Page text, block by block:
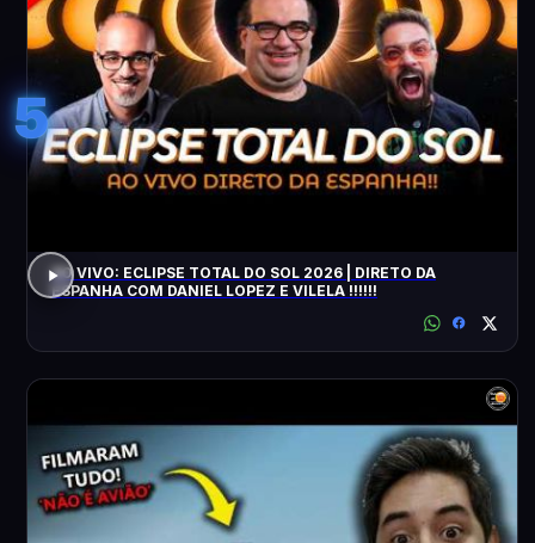
5
AO VIVO: ECLIPSE TOTAL DO SOL 2026 | DIRETO DA
ESPANHA COM DANIEL LOPEZ E VILELA !!!!!!